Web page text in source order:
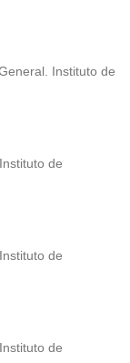
Instituto de
de
de
de